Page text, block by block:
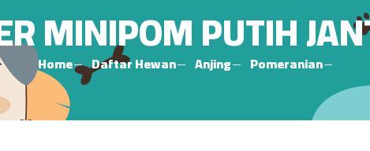
MINIPOM PUTIH
Home Daftar Hewan Anjing Pomeranian